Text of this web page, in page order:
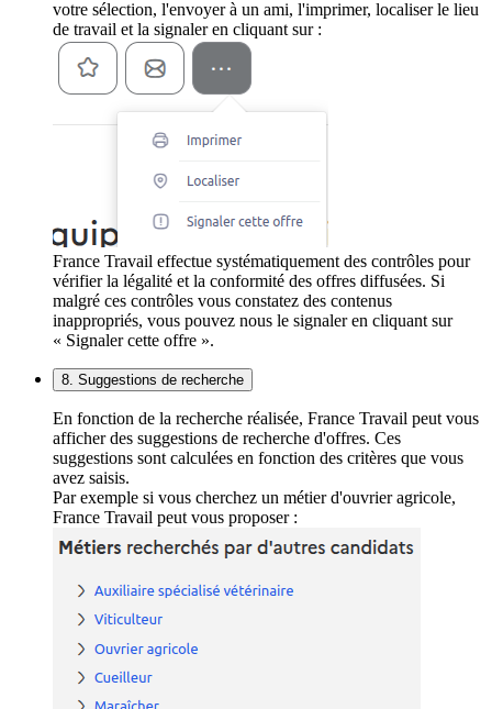
votre sélection, l'envoyer à un ami, l'imprimer, localiser le lieu
de travail et la signaler en cliquant sur :
France Travail effectue systématiquement des contrôles pour
vérifier la légalité et la conformité des offres diffusées. Si
malgré ces contrôles vous constatez des contenus
inappropriés, vous pouvez nous le signaler en cliquant sur
« Signaler cette offre ».
8. Suggestions de recherche
En fonction de la recherche réalisée, France Travail peut vous
afficher des suggestions de recherche d'offres. Ces
suggestions sont calculées en fonction des critères que vous
avez saisis.
Par exemple si vous cherchez un métier d'ouvrier agricole,
France Travail peut vous proposer :